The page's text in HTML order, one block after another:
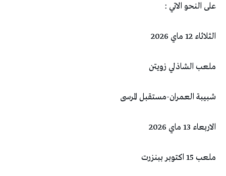
على النحو الاتي :
الثلاثاء 12 ماي 2026
ملعب الشاذلي زويتن
شبيبة العمران-مستقبل المرسى
الاربعاء 13 ماي 2026
ملعب 15 اكتوبر ببنزرت